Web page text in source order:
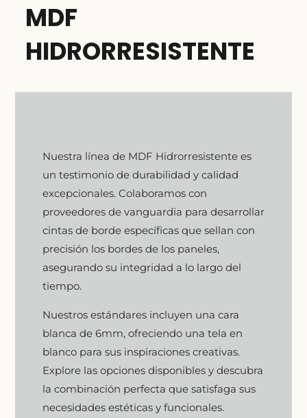
MDF
HIDRORRESISTENTE
Nuestra línea de MDF Hidrorresistente es
un testimonio de durabilidad y calidad
excepcionales. Colaboramos con
proveedores de vanguardia para desarrollar
cintas de borde específicas que sellan con
precisión los bordes de los paneles,
asegurando su integridad a lo largo del
tiempo.
Nuestros estándares incluyen una cara
blanca de 6mm, ofreciendo una tela en
blanco para sus inspiraciones creativas.
Explore las opciones disponibles y descubra
la combinación perfecta que satisfaga sus
necesidades estéticas y funcionales.